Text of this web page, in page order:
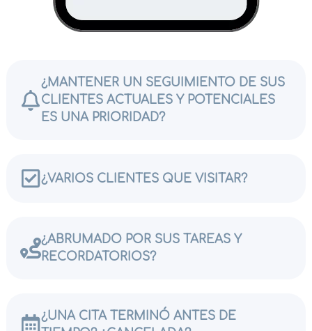
¿MANTENER UN SEGUIMIENTO DE SUS
CLIENTES ACTUALES Y POTENCIALES
ES UNA PRIORIDAD?
¿VARIOS CLIENTES QUE VISITAR?
¿ABRUMADO POR SUS TAREAS Y
RECORDATORIOS?
¿UNA CITA TERMINÓ ANTES DE